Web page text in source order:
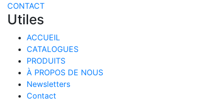
CONTACT
Utiles
ACCUEIL
CATALOGUES
PRODUITS
À PROPOS DE NOUS
Newsletters
Contact